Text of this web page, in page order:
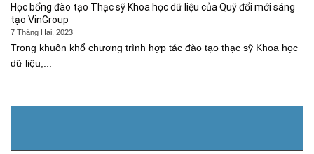
Học bổng đào tạo Thạc sỹ Khoa học dữ liệu của Quỹ đổi mới sáng
tạo VinGroup
7 Tháng Hai, 2023
Trong khuôn khổ chương trình hợp tác đào tạo thạc sỹ Khoa học
dữ liệu,...